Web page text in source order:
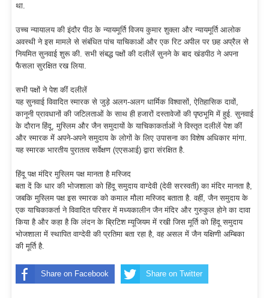
था.
उच्च न्यायालय की इंदौर पीठ के न्यायमूर्ति विजय कुमार शुक्ला और न्यायमूर्ति आलोक
अवस्थी ने इस मामले से संबंधित पांच याचिकाओं और एक रिट अपील पर छह अप्रैल से
नियमित सुनवाई शुरू की. सभी संबद्ध पक्षों की दलीलें सुनने के बाद खंडपीठ ने अपना
फैसला सुरक्षित रख लिया.
सभी पक्षों ने पेश कीं दलीलें
यह सुनवाई विवादित स्मारक से जुड़े अलग-अलग धार्मिक विश्वासों, ऐतिहासिक दावों,
कानूनी प्रावधानों की जटिलताओं के साथ ही हजारों दस्तावेजों की पृष्ठभूमि में हुई. सुनवाई
के दौरान हिंदू, मुस्लिम और जैन समुदायों के याचिकाकर्ताओं ने विस्तृत दलीलें पेश कीं
और स्मारक में अपने-अपने समुदाय के लोगों के लिए उपासना का विशेष अधिकार मांगा.
यह स्मारक भारतीय पुरातत्व सर्वेक्षण (एएसआई) द्वारा संरक्षित है.
हिंदू पक्ष मंदिर मुस्लिम पक्ष मानता है मस्जिद
बता दें कि धार की भोजशाला को हिंदू समुदाय वाग्देवी (देवी सरस्वती) का मंदिर मानता है,
जबकि मुस्लिम पक्ष इस स्मारक को कमाल मौला मस्जिद बताता है. वहीं, जैन समुदाय के
एक याचिकाकर्ता ने विवादित परिसर में मध्यकालीन जैन मंदिर और गुरुकुल होने का दावा
किया है और कहा है कि लंदन के ब्रिटिश म्यूजियम में रखी जिस मूर्ति को हिंदू समुदाय
भोजशाला में स्थापित वाग्देवी की प्रतिमा बता रहा है, वह असल में जैन यक्षिणी अम्बिका
की मूर्ति है.
Share on Facebook Share on Twitter